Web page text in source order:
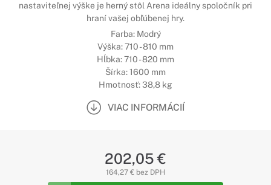
nastaviteľnej výške je herný stôl Arena ideálny spoločník pri
hraní vašej obľúbenej hry.
Farba: Modrý
Výška: 710 - 810 mm
Hĺbka: 710 - 820 mm
Šírka: 1600 mm
Hmotnosť: 38,8 kg
VIAC INFORMÁCIÍ
202,05 €
164,27 € bez DPH